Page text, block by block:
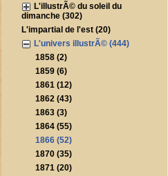
L'illustrÃ© du soleil du
dimanche (302)
L'impartial de l'est (20)
L'univers illustrÃ© (444)
1858 (2)
1859 (6)
1861 (12)
1862 (43)
1863 (3)
1864 (55)
1866 (52)
1870 (35)
1871 (20)